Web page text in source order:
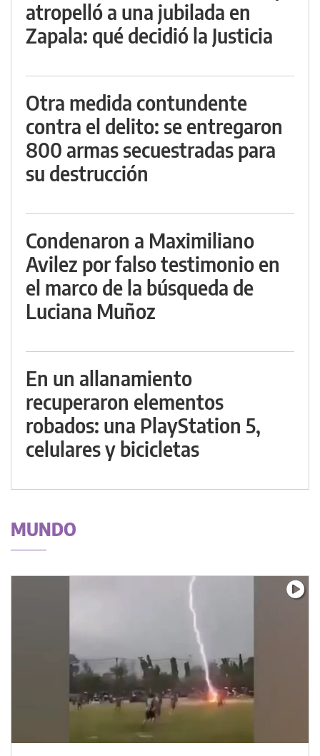
atropelló a una jubilada en
Zapala: qué decidió la Justicia
Otra medida contundente
contra el delito: se entregaron
800 armas secuestradas para
su destrucción
Condenaron a Maximiliano
Avilez por falso testimonio en
el marco de la búsqueda de
Luciana Muñoz
En un allanamiento
recuperaron elementos
robados: una PlayStation 5,
celulares y bicicletas
MUNDO